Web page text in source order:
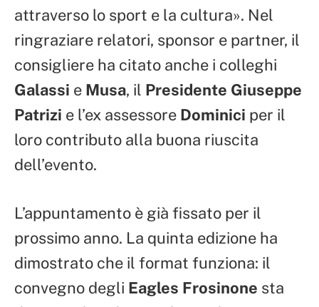
attraverso lo sport e la cultura». Nel
ringraziare relatori, sponsor e partner, il
consigliere ha citato anche i colleghi
Galassi e Musa, il Presidente Giuseppe
Patrizi e l’ex assessore Dominici per il
loro contributo alla buona riuscita
dell’evento.
L’appuntamento è già fissato per il
prossimo anno. La quinta edizione ha
dimostrato che il format funziona: il
convegno degli Eagles Frosinone sta